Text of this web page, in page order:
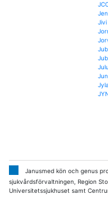
Jivi
Janusmed kön och genus
sjukvårdsförvaltningen, Region
Universitetssjukhuset samt